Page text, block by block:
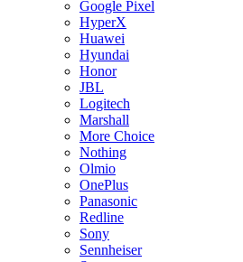
Google Pixel
HyperX
Huawei
Hyundai
Honor
JBL
Logitech
Marshall
More Choice
Nothing
Olmio
OnePlus
Panasonic
Redline
Sony
Sennheiser